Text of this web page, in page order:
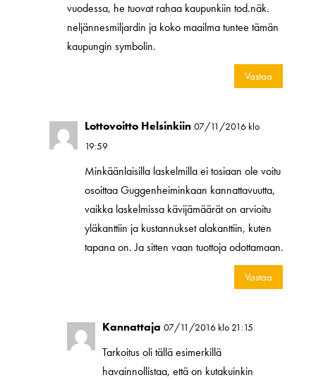
vuodessa, he tuovat rahaa kaupunkiin tod.näk.
neljännesmiljardin ja koko maailma tuntee tämän
kaupungin symbolin.
Vastaa
Lottovoitto Helsinkiin 07/11/2016 klo
19:59
Minkäänlaisilla laskelmilla ei tosiaan ole voitu
osoittaa Guggenheiminkaan kannattavuutta,
vaikka laskelmissa kävijämäärät on arvioitu
yläkanttiin ja kustannukset alakanttiin, kuten
tapana on. Ja sitten vaan tuottoja odottamaan.
Vastaa
Kannattaja 07/11/2016 klo 21:15
Tarkoitus oli tällä esimerkillä
havainnollistaa, että on kutakuinkin